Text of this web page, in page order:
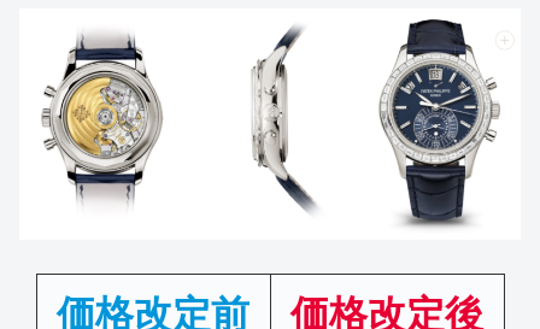
価格改定前
価格改定後